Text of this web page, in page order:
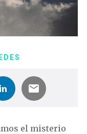
el misterio